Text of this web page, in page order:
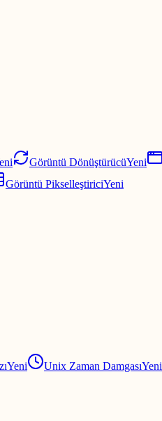
Görüntü DönüştürücüYeni
Görüntü PikselleştiriciYeni
Yeni Unix Zaman DamgasıYeni